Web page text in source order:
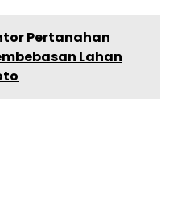
Pertanahan
Lahan